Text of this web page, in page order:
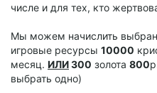
числе и для тех, кто
Мы можем начислить
игровые ресурсы 10000
месяц. ИЛИ300 золота 800
выбрать одно)